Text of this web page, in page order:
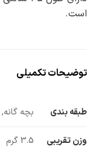
است.
توضیحات تکمیلی
طبقه بندی بچه گانه,
وزن تقریبی 3.5 گرم